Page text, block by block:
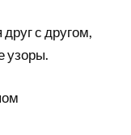
с другом,
узоры.